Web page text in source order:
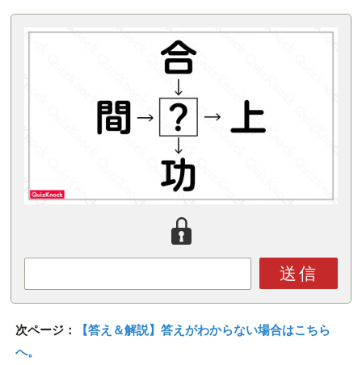
送信
次ページ：
【答え＆解説】答えがわからない場合はこちら
へ。